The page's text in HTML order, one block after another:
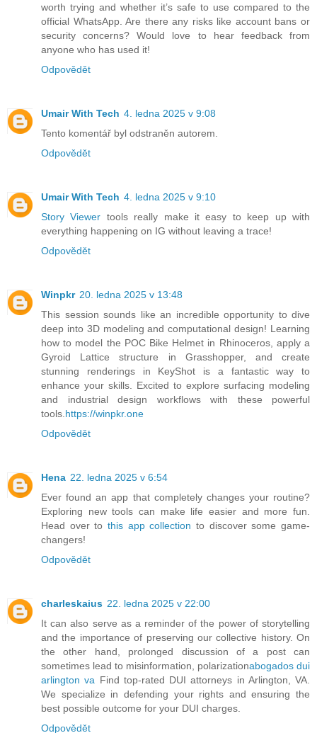
worth trying and whether it’s safe to use compared to the
official WhatsApp. Are there any risks like account bans or
security concerns? Would love to hear feedback from
anyone who has used it!
Odpovědět
Umair With Tech 4. ledna 2025 v 9:08
Tento komentář byl odstraněn autorem.
Odpovědět
Umair With Tech 4. ledna 2025 v 9:10
Story Viewer tools really make it easy to keep up with
everything happening on IG without leaving a trace!
Odpovědět
Winpkr 20. ledna 2025 v 13:48
This session sounds like an incredible opportunity to dive
deep into 3D modeling and computational design! Learning
how to model the POC Bike Helmet in Rhinoceros, apply a
Gyroid Lattice structure in Grasshopper, and create
stunning renderings in KeyShot is a fantastic way to
enhance your skills. Excited to explore surfacing modeling
and industrial design workflows with these powerful
tools. https://winpkr.one
Odpovědět
Hena 22. ledna 2025 v 6:54
Ever found an app that completely changes your routine?
Exploring new tools can make life easier and more fun.
Head over to this app collection to discover some game-
changers!
Odpovědět
charleskaius 22. ledna 2025 v 22:00
It can also serve as a reminder of the power of storytelling
and the importance of preserving our collective history. On
the other hand, prolonged discussion of a post can
sometimes lead to misinformation, polarizationabogados dui
arlington va Find top-rated DUI attorneys in Arlington, VA.
We specialize in defending your rights and ensuring the
best possible outcome for your DUI charges.
Odpovědět